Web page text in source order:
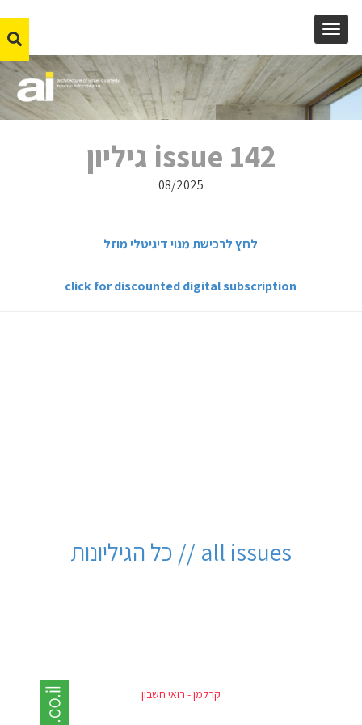
MENU
issue 142 גיליון
08/2025
לחץ לרכישת מנוי דיגיטלי מוזל
click for discounted digital subscription
all issues // כל הגיליונות
קרלמן - רואי חשבון